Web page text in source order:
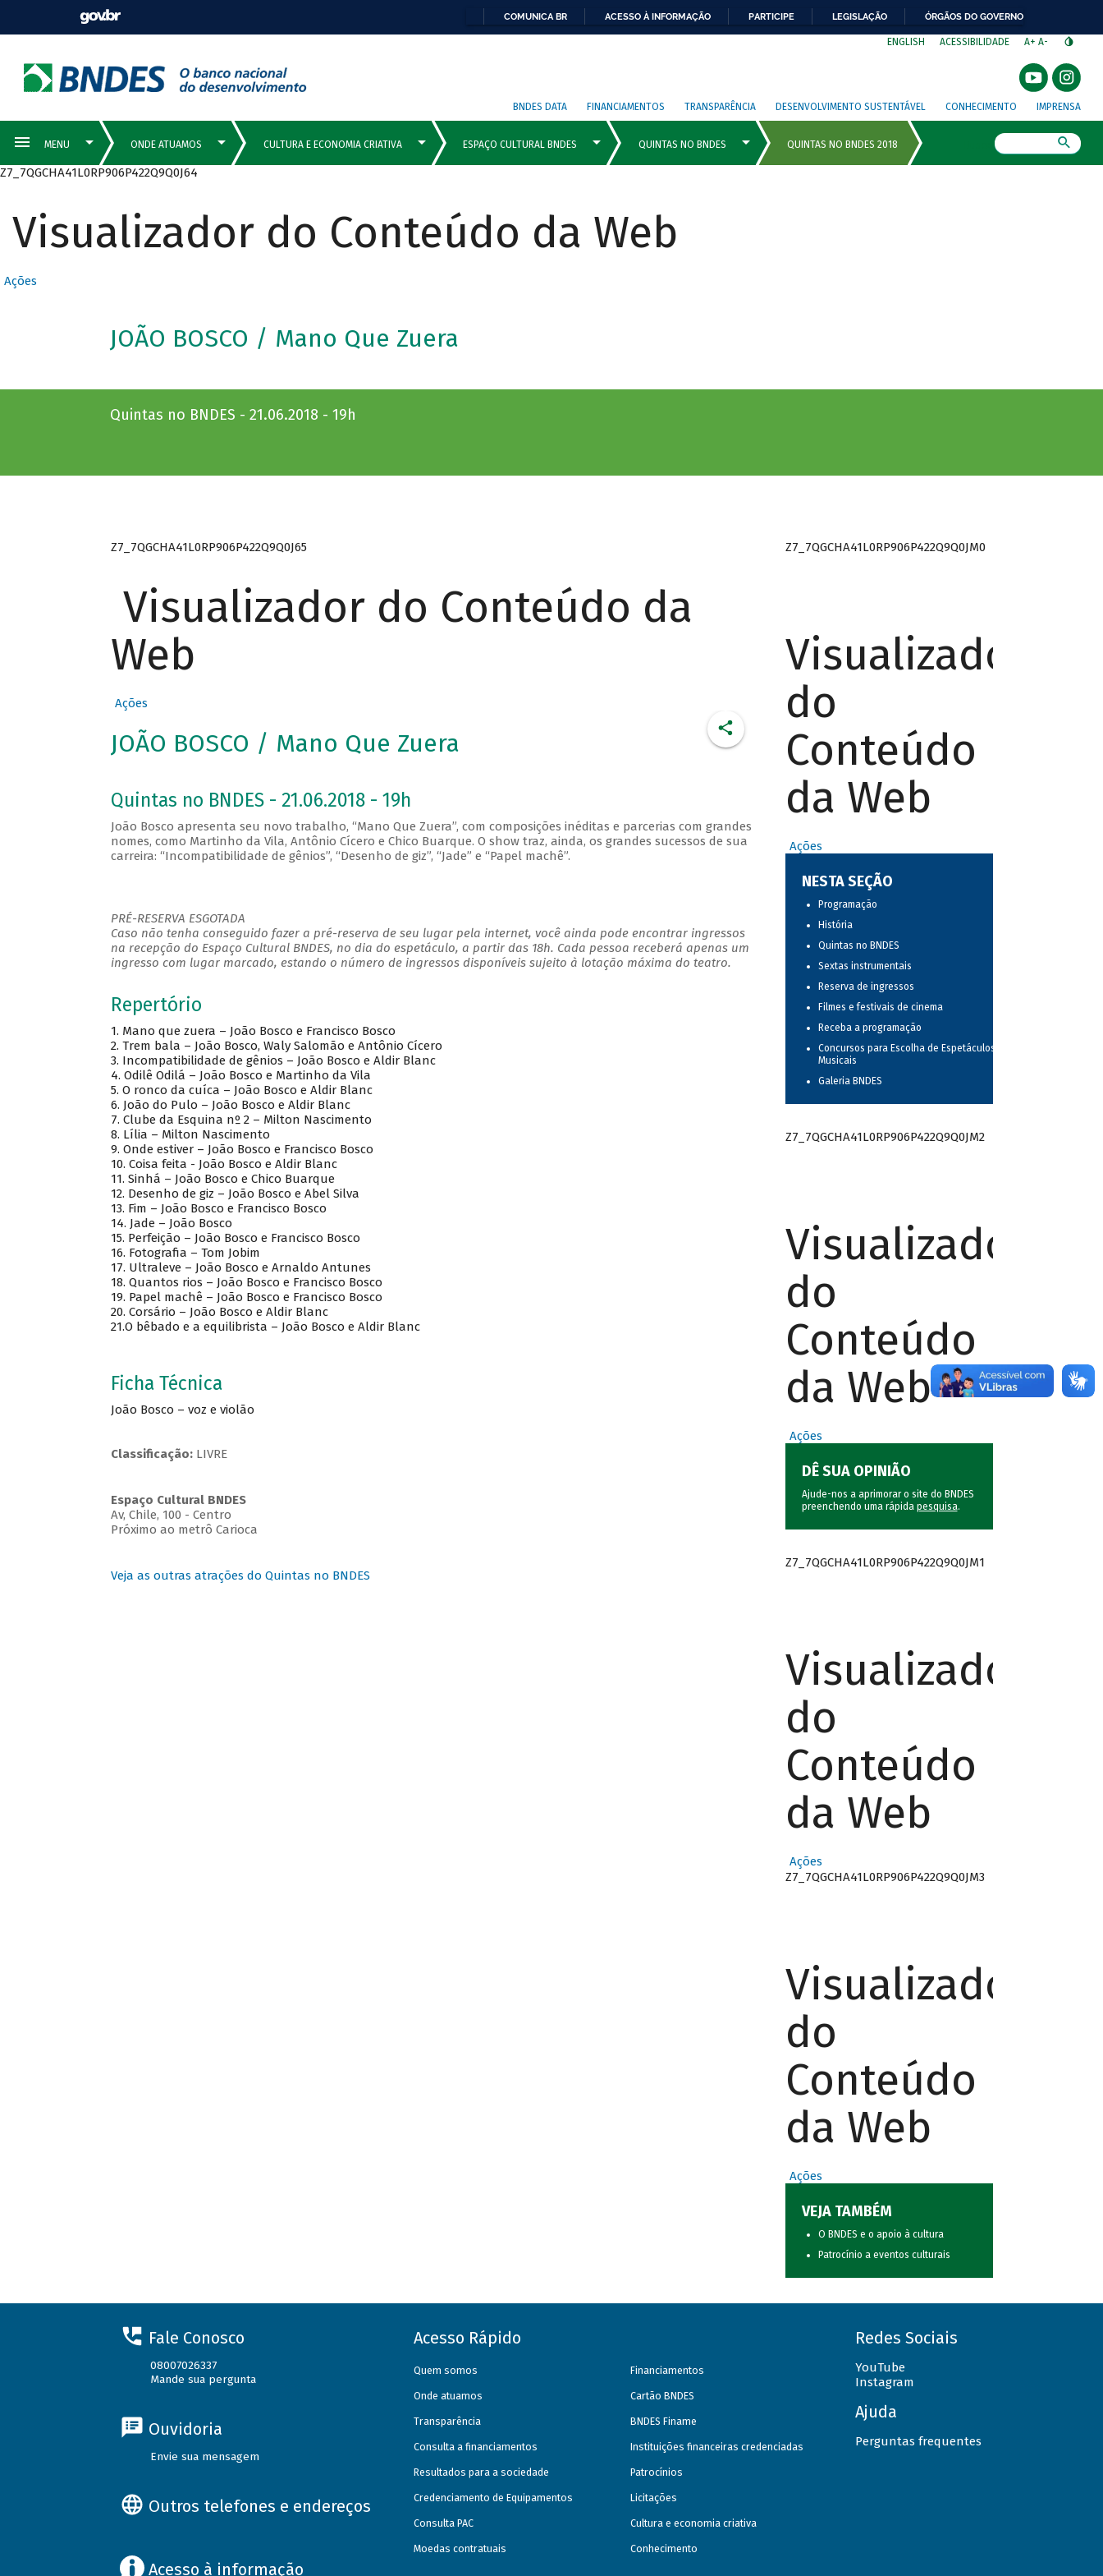
COMUNICA BR ACESSO À INFORMAÇÃO PARTICIPE LEGISLAÇÃO ÓRGÃOS DO GOVERNO
ENGLISH ACESSIBILIDADE A+ A-
BNDES DATA FINANCIAMENTOS TRANSPARÊNCIA DESENVOLVIMENTO SUSTENTÁVEL CONHECIMENTO IMPRENSA
Z7_7QGCHA41L0RP906P422Q9Q0J64
Visualizador do Conteúdo da Web
Ações
JOÃO BOSCO / Mano Que Zuera
Quintas no BNDES - 21.06.2018 - 19h
Z7_7QGCHA41L0RP906P422Q9Q0J65
Visualizador do Conteúdo da
Web
Ações
JOÃO BOSCO / Mano Que Zuera
Quintas no BNDES - 21.06.2018 - 19h
João Bosco apresenta seu novo trabalho, “Mano Que Zuera”, com composições inéditas e parcerias com grandes
nomes, como Martinho da Vila, Antônio Cícero e Chico Buarque. O show traz, ainda, os grandes sucessos de sua
carreira: “Incompatibilidade de gênios”, “Desenho de giz”, “Jade” e “Papel machê”.
PRÉ-RESERVA ESGOTADA
Caso não tenha conseguido fazer a pré-reserva de seu lugar pela internet, você ainda pode encontrar ingressos
na recepção do Espaço Cultural BNDES, no dia do espetáculo, a partir das 18h. Cada pessoa receberá apenas um
ingresso com lugar marcado, estando o número de ingressos disponíveis sujeito à lotação máxima do teatro.
Repertório
1. Mano que zuera – João Bosco e Francisco Bosco
2. Trem bala – João Bosco, Waly Salomão e Antônio Cícero
3. Incompatibilidade de gênios – João Bosco e Aldir Blanc
4. Odilê Odilá – João Bosco e Martinho da Vila
5. O ronco da cuíca – João Bosco e Aldir Blanc
6. João do Pulo – João Bosco e Aldir Blanc
7. Clube da Esquina nº 2 – Milton Nascimento
8. Lília – Milton Nascimento
9. Onde estiver – João Bosco e Francisco Bosco
10. Coisa feita - João Bosco e Aldir Blanc
11. Sinhá – João Bosco e Chico Buarque
12. Desenho de giz – João Bosco e Abel Silva
13. Fim – João Bosco e Francisco Bosco
14. Jade – João Bosco
15. Perfeição – João Bosco e Francisco Bosco
16. Fotografia – Tom Jobim
17. Ultraleve – João Bosco e Arnaldo Antunes
18. Quantos rios – João Bosco e Francisco Bosco
19. Papel machê – João Bosco e Francisco Bosco
20. Corsário – João Bosco e Aldir Blanc
21.O bêbado e a equilibrista – João Bosco e Aldir Blanc
Ficha Técnica
João Bosco – voz e violão
Classificação: LIVRE
Espaço Cultural BNDES
Av, Chile, 100 - Centro
Próximo ao metrô Carioca
Veja as outras atrações do Quintas no BNDES
Z7_7QGCHA41L0RP906P422Q9Q0JM0
Visualizador
do
Conteúdo
da Web
Ações
NESTA SEÇÃO
Programação
História
Quintas no BNDES
Sextas instrumentais
Reserva de ingressos
Filmes e festivais de cinema
Receba a programação
Concursos para Escolha de Espetáculos
Musicais
Galeria BNDES
Z7_7QGCHA41L0RP906P422Q9Q0JM2
Visualizador
do
Conteúdo
da Web
Ações
DÊ SUA OPINIÃO
Ajude-nos a aprimorar o site do BNDES
preenchendo uma rápida pesquisa.
Z7_7QGCHA41L0RP906P422Q9Q0JM1
Visualizador
do
Conteúdo
da Web
Ações
Z7_7QGCHA41L0RP906P422Q9Q0JM3
Visualizador
do
Conteúdo
da Web
Ações
VEJA TAMBÉM
O BNDES e o apoio à cultura
Patrocínio a eventos culturais
Fale Conosco
08007026337
Mande sua pergunta
Ouvidoria
Envie sua mensagem
Outros telefones e endereços
Acesso à informação
Acesso Rápido
Quem somos
Onde atuamos
Transparência
Consulta a financiamentos
Resultados para a sociedade
Credenciamento de Equipamentos
Consulta PAC
Moedas contratuais
Financiamentos
Cartão BNDES
BNDES Finame
Instituições financeiras credenciadas
Patrocínios
Licitações
Cultura e economia criativa
Conhecimento
Redes Sociais
YouTube
Instagram
Ajuda
Perguntas frequentes